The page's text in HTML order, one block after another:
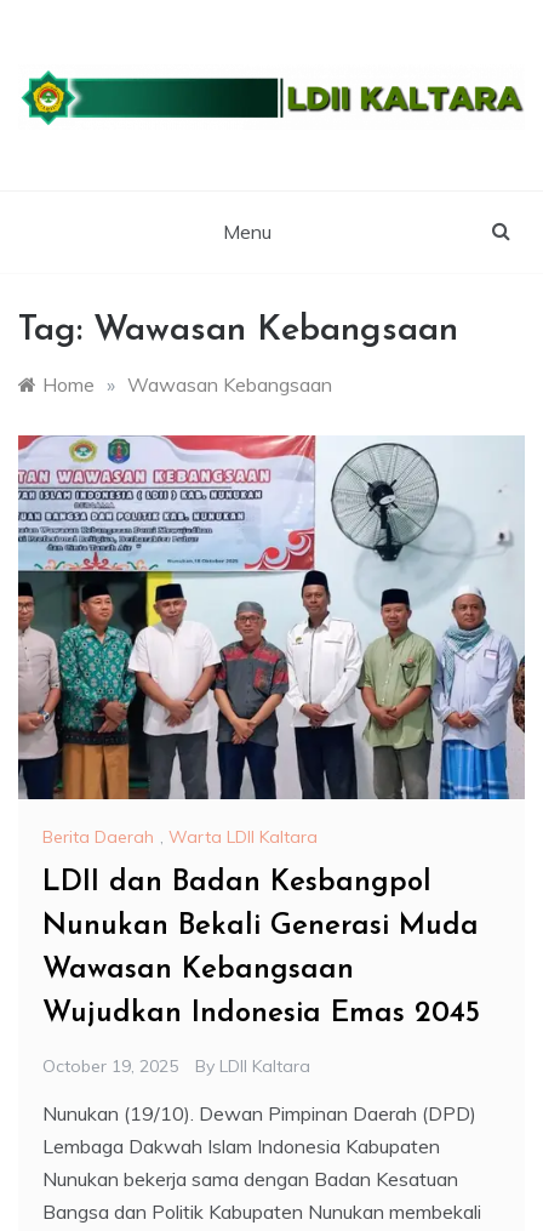
content
KALIMANTAN
UTARA
Menu
Tag: Wawasan Kebangsaan
Home » Wawasan Kebangsaan
Berita Daerah , Warta LDII Kaltara
LDII dan Badan Kesbangpol
Nunukan Bekali Generasi Muda
Wawasan Kebangsaan
Wujudkan Indonesia Emas 2045
October 19, 2025 By LDII Kaltara
Nunukan (19/10). Dewan Pimpinan Daerah (DPD)
Lembaga Dakwah Islam Indonesia Kabupaten
Nunukan bekerja sama dengan Badan Kesatuan
Bangsa dan Politik Kabupaten Nunukan membekali